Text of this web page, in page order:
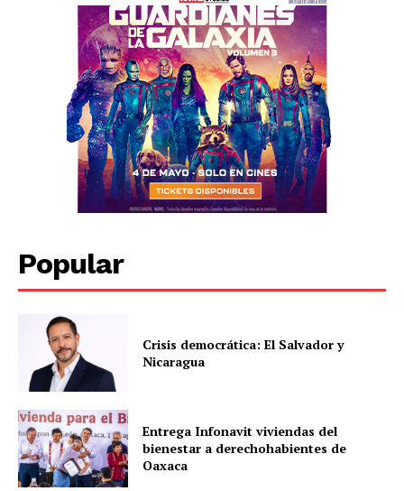
Popular
Crisis democrática: El Salvador y
Nicaragua
Entrega Infonavit viviendas del
bienestar a derechohabientes de
Oaxaca